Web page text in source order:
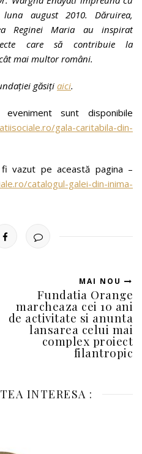
august 2010. Dăruirea,
Reginei Maria au inspirat
care să contribuie la
mai multor români.
găsiți aici.
sunt disponibile
gala-caritabila-din-
fi vazut pe această pagina –
catalogul-galei-din-inima-
MAI NOU
Fundatia Orange
marcheaza cei 10 ani
de activitate si anunta
lansarea celui mai
complex proiect
filantropic
INTERESA :